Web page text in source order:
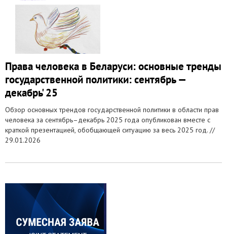
Права человека в Беларуси: основные тренды
государственной политики: сентябрь —
декабрь' 25
Обзор основных трендов государственной политики в области прав
человека за сентябрь–декабрь 2025 года опубликован вместе с
краткой презентацией, обобщающей ситуацию за весь 2025 год. //
29.01.2026